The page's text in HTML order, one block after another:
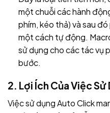
một chuỗi các hành
phím, kéo thả) và sau
một cách tự động.
sử dụng cho các tác vụ
bước.
2. Lợi Ích Của Việc
Việc sử dụng Auto Click